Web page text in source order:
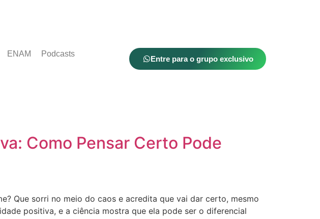
ENAM Podcasts
Entre para o grupo exclusivo
Como Pensar Certo Pode
Que sorri no meio do caos e acredita que vai dar certo, mesmo
positiva, e a ciência mostra que ela pode ser o diferencial